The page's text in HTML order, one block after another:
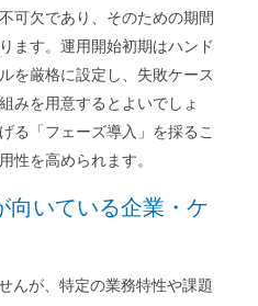
可欠であり、そのための期間
ます。運用開始初期はハンド
を厳格に設定し、失敗ケース
みを用意するとよいでしょ
る「フェーズ導入」を採るこ
性を高められます。
向いている企業・ケ
んが、特定の業務特性や課題